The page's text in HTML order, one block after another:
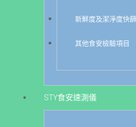
新鮮度及潔淨度快篩
其他食安檢驗項目
STY食安速測儀